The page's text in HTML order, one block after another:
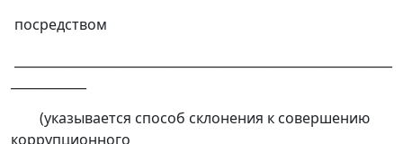
посредством
(указывается способ склонения к совершению
коррупционного